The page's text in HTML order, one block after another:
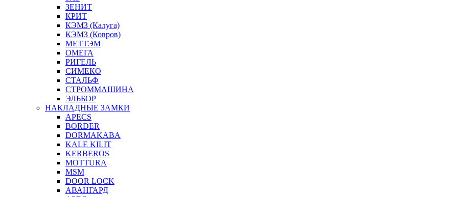
ЗЕНИТ
КРИТ
КЭМЗ (Калуга)
КЭМЗ (Ковров)
МЕТТЭМ
ОМЕГА
РИГЕЛЬ
СИМЕКО
СТАЛЬФ
СТРОММАШИНА
ЭЛЬБОР
НАКЛАДНЫЕ ЗАМКИ
APECS
BORDER
DORMAKABA
KALE KILIT
KERBEROS
MOTTURA
MSM
DOOR LOCK
АВАНГАРД